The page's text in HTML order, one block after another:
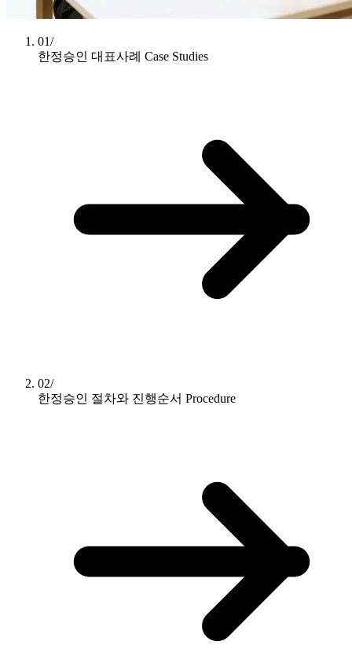
01/
한정승인 대표사례 Case Studies
02/
한정승인 절차와 진행순서 Procedure